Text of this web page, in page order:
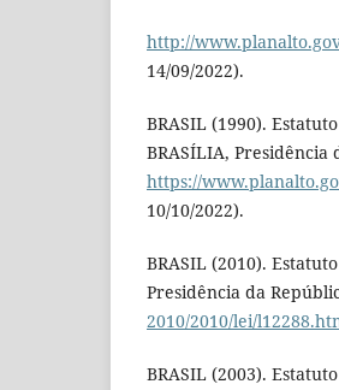
http://
14/09/2022).
BRASIL (1990).
BRASÍLIA, Presidência
https://
10/10/2022).
BRASIL (2010).
Presidência da
2010/2010/lei/
BRASIL (2003).